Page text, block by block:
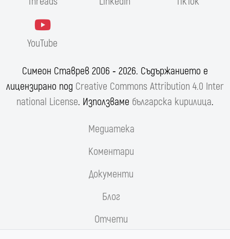
YouTube
Симеон Ставрев 2006 ‐ 2026. Съдържанието е
лицензирано под Creative Commons Attribution 4.0 Inter
national License. Използваме българска кирилица.
Медиатека
Коментари
Документи
Блог
Отчети